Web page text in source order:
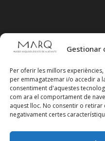
Gestionar
Per oferir les millors
per emmagatzemar i/o accedir a
consentiment d'aquestes
com ara el comportament de
aquest lloc. No consentir o
negativament certes